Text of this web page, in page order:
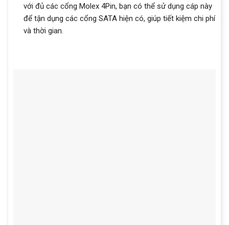
với đủ các cổng Molex 4Pin, bạn có thể sử dụng cáp này
để tận dụng các cổng SATA hiện có, giúp tiết kiệm chi phí
và thời gian.